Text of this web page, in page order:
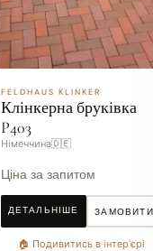
FELDHAUS KLINKER
Клінкерна бруківка
P403
Німеччина🇩🇪
Ціна за запитом
ДЕТАЛЬНІШЕ ЗАМОВИТИ
🏠 Подивитись в інтер'єрі